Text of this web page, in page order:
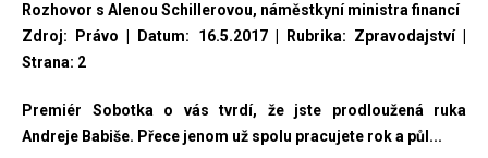
Rozhovor s Alenou Schillerovou, náměstkyní ministra financí
Zdroj: Právo | Datum: 16.5.2017 | Rubrika: Zpravodajství |
Strana: 2
Premiér Sobotka o vás tvrdí, že jste prodloužená ruka
Andreje Babiše. Přece jenom už spolu pracujete rok a půl...